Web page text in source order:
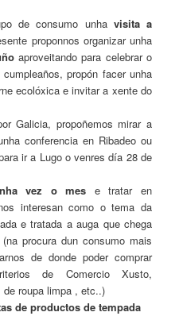
de consumo unha visita a
proponnos organizar unha
aproveitando para celebrar o
propón facer unha
ecolóxica e invitar a xente do
Galicia, propoñemos mirar a
conferencia en Ribadeo ou
ir a Lugo o venres día 28 de
vez o mes e tratar en
interesan como o tema da
e tratada a auga que chega
(na procura dun consumo mais
de donde poder comprar
de Comercio Xusto,
roupa limpa , etc..)
de productos de tempada